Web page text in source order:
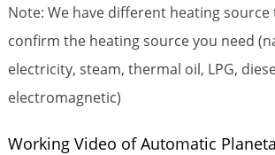
Note: We have different heating source
confirm the heating source you need
electricity, steam, thermal oil, LPG,
electromagnetic)
Working Video of Automatic